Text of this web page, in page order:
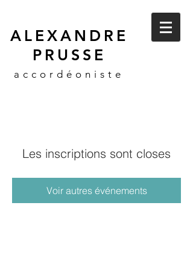
ALEXANDRE
PRUSSE
accordéoniste
Les inscriptions sont closes
Voir autres événements